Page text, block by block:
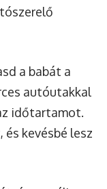
a babát a
autóutakkal
időtartamot.
és kevésbé lesz